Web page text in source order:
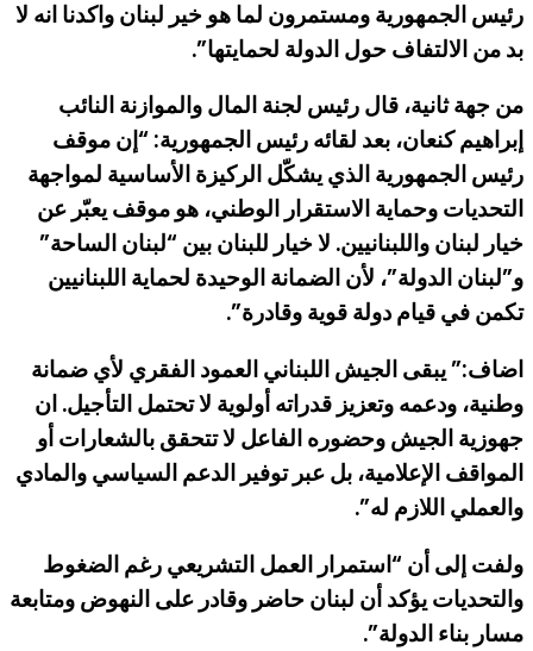
رئيس الجمهورية ومستمرون لما هو خير لبنان واكدنا انه لا
بد من الالتفاف حول الدولة لحمايتها”.
من جهة ثانية، قال رئيس لجنة المال والموازنة النائب
إبراهيم كنعان، بعد لقائه رئيس الجمهورية: “إن موقف
رئيس الجمهورية الذي يشكّل الركيزة الأساسية لمواجهة
التحديات وحماية الاستقرار الوطني، هو موقف يعبّر عن
خيار لبنان واللبنانيين. لا خيار للبنان بين “لبنان الساحة”
و”لبنان الدولة”، لأن الضمانة الوحيدة لحماية اللبنانيين
تكمن في قيام دولة قوية وقادرة”.
اضاف:” يبقى الجيش اللبناني العمود الفقري لأي ضمانة
وطنية، ودعمه وتعزيز قدراته أولوية لا تحتمل التأجيل. ان
جهوزية الجيش وحضوره الفاعل لا تتحقق بالشعارات أو
المواقف الإعلامية، بل عبر توفير الدعم السياسي والمادي
والعملي اللازم له”.
ولفت إلى أن “استمرار العمل التشريعي رغم الضغوط
والتحديات يؤكد أن لبنان حاضر وقادر على النهوض ومتابعة
مسار بناء الدولة”.